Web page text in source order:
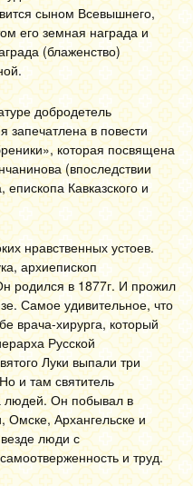
сыном Всевышнего,
его земная награда и
(блаженство)
добродетель
запечатлена в повести
которая посвящена
(впоследствии
Кавказского и
нравственных устоев.
архиепископ
родился в 1877г. И прожил
Самое удивительное, что
врача-хирурга, который
Русской
Луки выпали три
и там святитель
людей. Он побывал в
Омске, Архангельске и
люди с
и труд.